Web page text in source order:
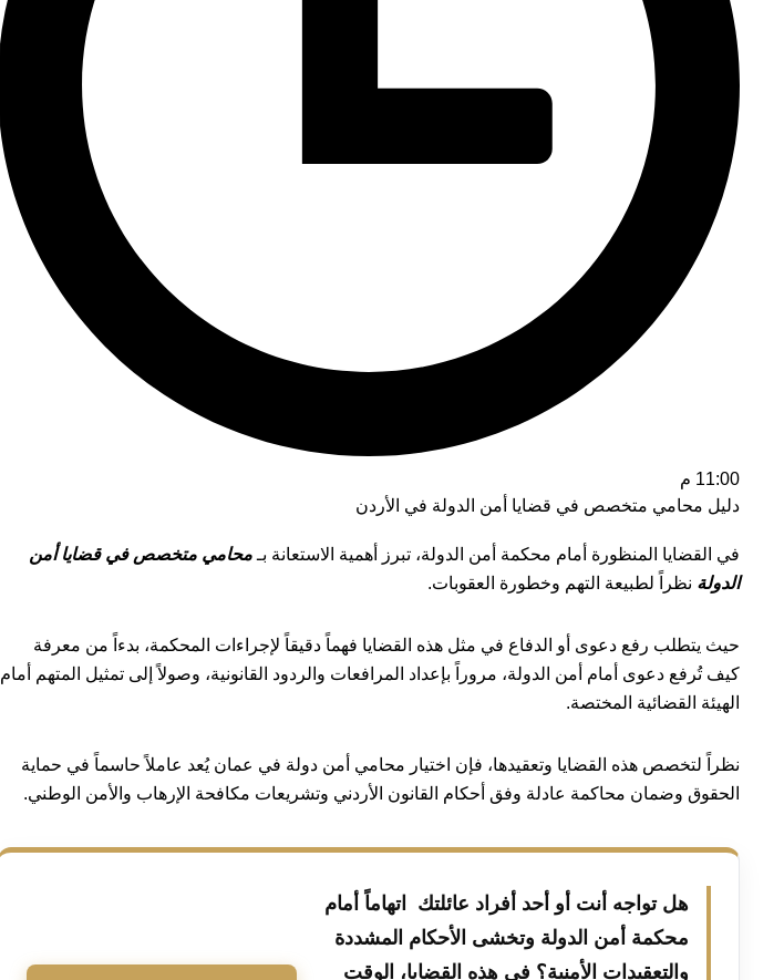
11:00 م
دليل محامي متخصص في قضايا أمن الدولة في الأردن
في القضايا المنظورة أمام محكمة أمن الدولة، تبرز أهمية الاستعانة بـ محامي متخصص في قضايا أمن
الدولة نظراً لطبيعة التهم وخطورة العقوبات.
حيث يتطلب رفع دعوى أو الدفاع في مثل هذه القضايا فهماً دقيقاً لإجراءات المحكمة، بدءاً من معرفة
كيف تُرفع دعوى أمام أمن الدولة، مروراً بإعداد المرافعات والردود القانونية، وصولاً إلى تمثيل المتهم أمام
الهيئة القضائية المختصة.
نظراً لتخصص هذه القضايا وتعقيدها، فإن اختيار محامي أمن دولة في عمان يُعد عاملاً حاسماً في حماية
الحقوق وضمان محاكمة عادلة وفق أحكام القانون الأردني وتشريعات مكافحة الإرهاب والأمن الوطني.
هل تواجه أنت أو أحد أفراد عائلتك اتهاماً أمام
محكمة أمن الدولة وتخشى الأحكام المشددة
والتعقيدات الأمنية؟ في هذه القضايا، الوقت